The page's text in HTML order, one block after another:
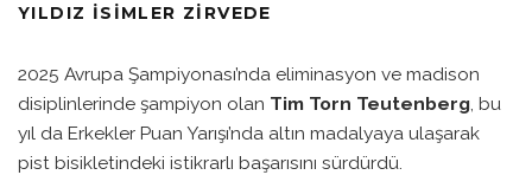
YILDIZ İSIMLER ZIRVEDE
2025 Avrupa Şampiyonası’nda eliminasyon ve madison
disiplinlerinde şampiyon olan Tim Torn Teutenberg , bu
yıl da Erkekler Puan Yarışı’nda altın madalyaya ulaşarak
pist bisikletindeki istikrarlı başarısını sürdürdü.